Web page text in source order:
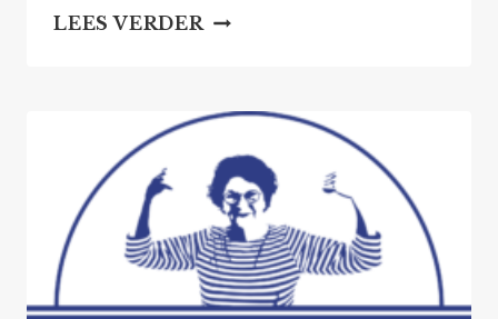
LEES VERDER TOEKOMST
TERREIN